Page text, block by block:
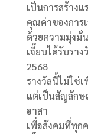
เป็นการสร้าง
คุณค่าของการ
ด้วยความมุ่งมั่
เจี๊ยบได้รับรา
2568
รางวัลนี้ไม่ใช่
แต่เป็นสัญลักษ
อาสา
เพื่อสังคมที่ทุก